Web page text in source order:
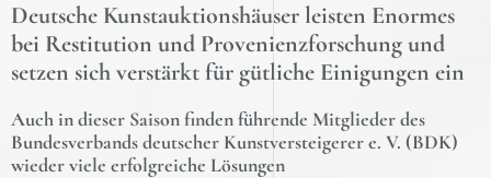
Deutsche Kunstauktionshäuser leisten Enormes
bei Restitution und Provenienzforschung und
setzen sich verstärkt für gütliche Einigungen ein
Auch in dieser Saison finden führende Mitglieder des
Bundesverbands deutscher Kunstversteigerer e. V. (BDK)
wieder viele erfolgreiche Lösungen